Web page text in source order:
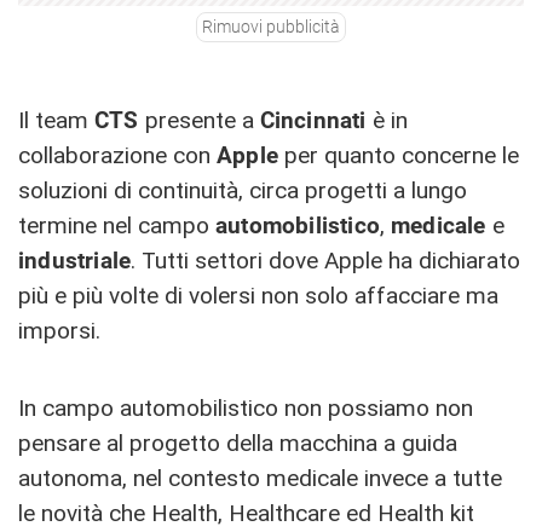
Rimuovi pubblicità
Il team CTS presente a Cincinnati è in
collaborazione con Apple per quanto concerne le
soluzioni di continuità, circa progetti a lungo
termine nel campo automobilistico, medicale e
industriale. Tutti settori dove Apple ha dichiarato
più e più volte di volersi non solo affacciare ma
imporsi.
In campo automobilistico non possiamo non
pensare al progetto della macchina a guida
autonoma, nel contesto medicale invece a tutte
le novità che Health, Healthcare ed Health kit